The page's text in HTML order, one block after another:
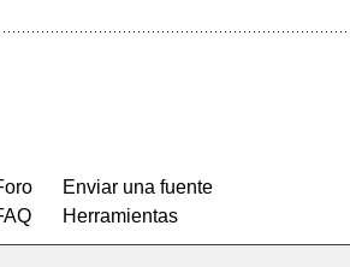
Enviar una fuente
Herramientas